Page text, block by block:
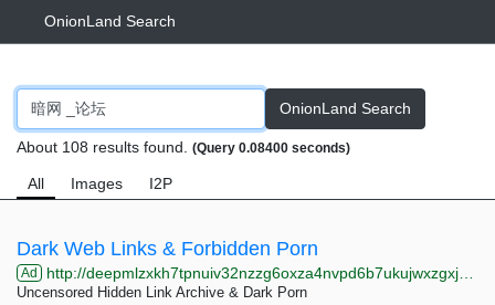
OnionLand Search
OnionLand Search
About 108 results found. (Query 0.08400 seconds)
All Images I2P
Dark Web Links & Forbidden Porn
Ad http://deepmlzxkh7tpnuiv32nzzg6oxza4nvpd6b7ukujwxzgxj2f33johuqd.onion
Uncensored Hidden Link Archive & Dark Porn